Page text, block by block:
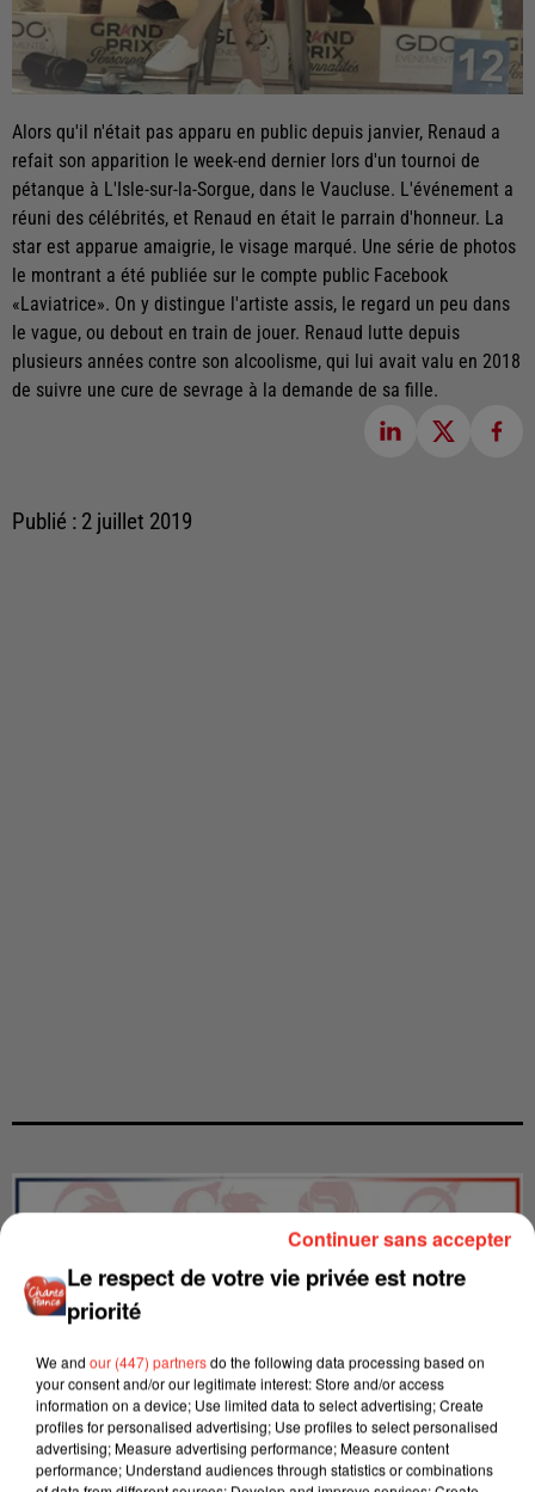
Alors qu'il n'était pas apparu en public depuis janvier, Renaud a
refait son apparition le week-end dernier lors d'un tournoi de
pétanque à L'Isle-sur-la-Sorgue, dans le Vaucluse. L'événement a
réuni des célébrités, et Renaud en était le parrain d'honneur. La
star est apparue amaigrie, le visage marqué. Une série de photos
le montrant a été publiée sur le compte public Facebook
«Laviatrice». On y distingue l'artiste assis, le regard un peu dans
le vague, ou debout en train de jouer. Renaud lutte depuis
plusieurs années contre son alcoolisme, qui lui avait valu en 2018
de suivre une cure de sevrage à la demande de sa fille.
Publié : 2 juillet 2019
Le respect de votre vie privée est notre
priorité
We and our (447) partnersdo the following data processing based on
your consent and/or our legitimate interest: Store and/or access
information on a device; Use limited data to select advertising; Create
profiles for personalised advertising; Use profiles to select personalised
advertising; Measure advertising performance; Measure content
performance; Understand audiences through statistics or combinations
Continuer sans accepter